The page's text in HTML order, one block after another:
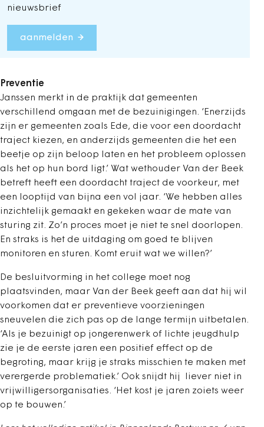
nieuwsbrief
aanmelden
Preventie
Janssen merkt in de praktijk dat gemeenten
verschillend omgaan met de bezuinigingen. ‘Enerzijds
zijn er gemeenten zoals Ede, die voor een doordacht
traject kiezen, en anderzijds gemeenten die het een
beetje op zijn beloop laten en het probleem oplossen
als het op hun bord ligt.’ Wat wethouder Van der Beek
betreft heeft een doordacht traject de voorkeur, met
een looptijd van bijna een vol jaar. ‘We hebben alles
inzichtelijk gemaakt en gekeken waar de mate van
sturing zit. Zo’n proces moet je niet te snel doorlopen.
En straks is het de uitdaging om goed te blijven
monitoren en sturen. Komt eruit wat we willen?’
De besluitvorming in het college moet nog
plaatsvinden, maar Van der Beek geeft aan dat hij wil
voorkomen dat er preventieve voorzieningen
sneuvelen die zich pas op de lange termijn uitbetalen.
‘Als je bezuinigt op jongerenwerk of lichte jeugdhulp
zie je de eerste jaren een positief effect op de
begroting, maar krijg je straks misschien te maken met
verergerde problematiek.’ Ook snijdt hij liever niet in
vrijwilligersorganisaties. ‘Het kost je jaren zoiets weer
op te bouwen.’